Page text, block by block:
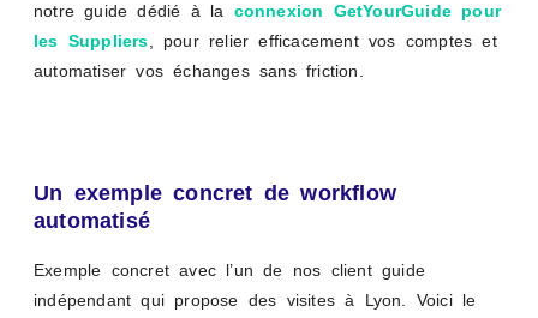
notre guide dédié à la connexion GetYourGuide pour
les Suppliers, pour relier efficacement vos comptes et
automatiser vos échanges sans friction.
Un exemple concret de workflow
automatisé
Exemple concret avec l’un de nos client guide
indépendant qui propose des visites à Lyon. Voici le